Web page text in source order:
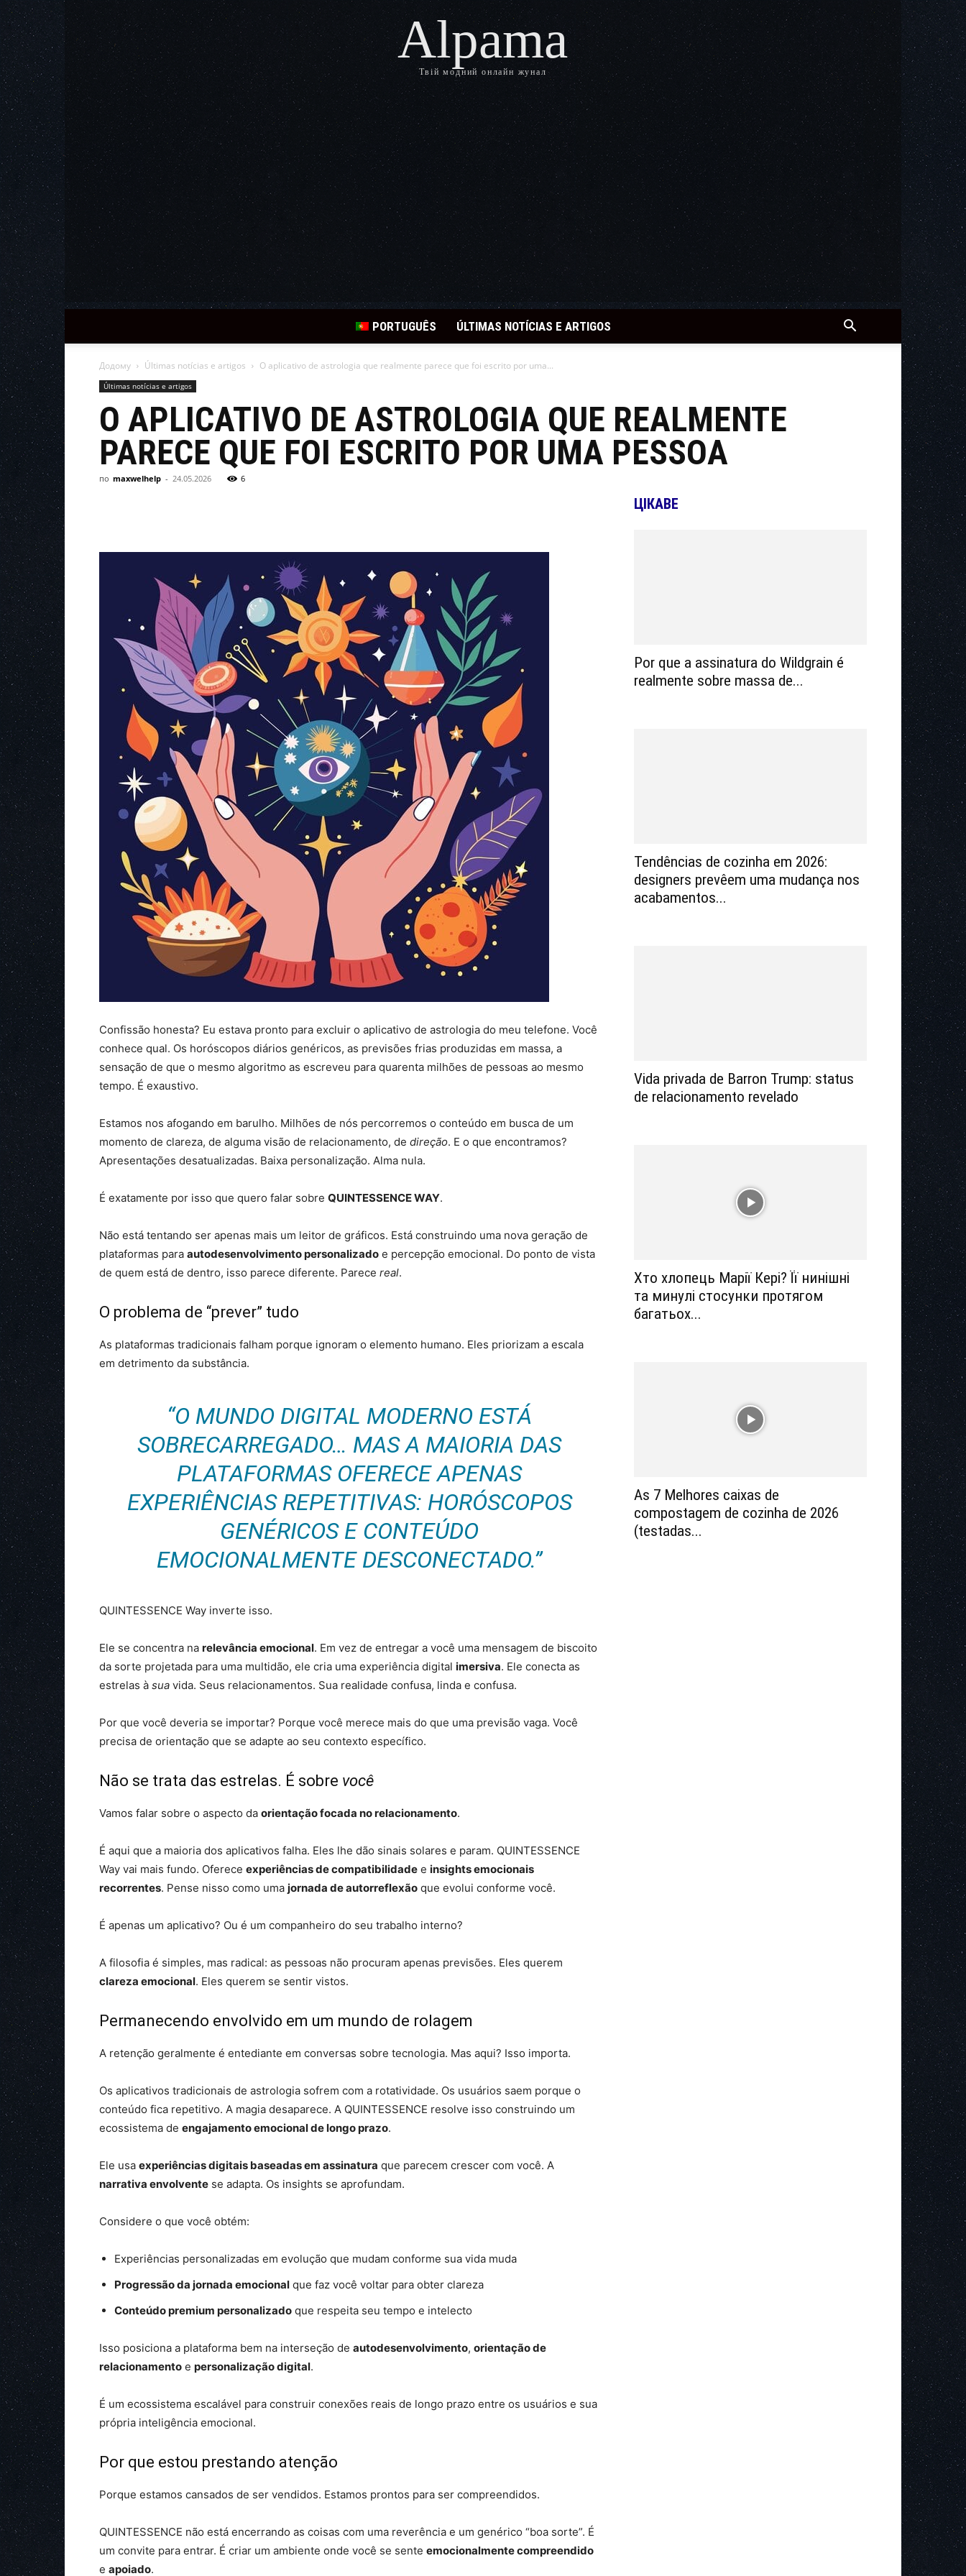
Alpama
Твій модний онлайн жунал
PORTUGUÊS ÚLTIMAS NOTÍCIAS E ARTIGOS
Додому Últimas notícias e artigos O aplicativo de astrologia que realmente parece que foi escrito por uma...
Últimas notícias e artigos
O APLICATIVO DE ASTROLOGIA QUE REALMENTE
PARECE QUE FOI ESCRITO POR UMA PESSOA
по maxwelhelp - 24.05.2026 6
Confissão honesta? Eu estava pronto para excluir o aplicativo de astrologia do meu telefone. Você
conhece qual. Os horóscopos diários genéricos, as previsões frias produzidas em massa, a
sensação de que o mesmo algoritmo as escreveu para quarenta milhões de pessoas ao mesmo
tempo. É exaustivo.
Estamos nos afogando em barulho. Milhões de nós percorremos o conteúdo em busca de um
momento de clareza, de alguma visão de relacionamento, de direção. E o que encontramos?
Apresentações desatualizadas. Baixa personalização. Alma nula.
É exatamente por isso que quero falar sobre QUINTESSENCE WAY.
Não está tentando ser apenas mais um leitor de gráficos. Está construindo uma nova geração de
plataformas para autodesenvolvimento personalizado e percepção emocional. Do ponto de vista
de quem está de dentro, isso parece diferente. Parece real.
O problema de “prever” tudo
As plataformas tradicionais falham porque ignoram o elemento humano. Eles priorizam a escala
em detrimento da substância.
“O MUNDO DIGITAL MODERNO ESTÁ
SOBRECARREGADO… MAS A MAIORIA DAS
PLATAFORMAS OFERECE APENAS
EXPERIÊNCIAS REPETITIVAS: HORÓSCOPOS
GENÉRICOS E CONTEÚDO
EMOCIONALMENTE DESCONECTADO.”
QUINTESSENCE Way inverte isso.
Ele se concentra na relevância emocional. Em vez de entregar a você uma mensagem de biscoito
da sorte projetada para uma multidão, ele cria uma experiência digital imersiva. Ele conecta as
estrelas à sua vida. Seus relacionamentos. Sua realidade confusa, linda e confusa.
Por que você deveria se importar? Porque você merece mais do que uma previsão vaga. Você
precisa de orientação que se adapte ao seu contexto específico.
Não se trata das estrelas. É sobre você
Vamos falar sobre o aspecto da orientação focada no relacionamento.
É aqui que a maioria dos aplicativos falha. Eles lhe dão sinais solares e param. QUINTESSENCE
Way vai mais fundo. Oferece experiências de compatibilidade e insights emocionais
recorrentes. Pense nisso como uma jornada de autorreflexão que evolui conforme você.
É apenas um aplicativo? Ou é um companheiro do seu trabalho interno?
A filosofia é simples, mas radical: as pessoas não procuram apenas previsões. Eles querem
clareza emocional. Eles querem se sentir vistos.
Permanecendo envolvido em um mundo de rolagem
A retenção geralmente é entediante em conversas sobre tecnologia. Mas aqui? Isso importa.
Os aplicativos tradicionais de astrologia sofrem com a rotatividade. Os usuários saem porque o
conteúdo fica repetitivo. A magia desaparece. A QUINTESSENCE resolve isso construindo um
ecossistema de engajamento emocional de longo prazo.
Ele usa experiências digitais baseadas em assinatura que parecem crescer com você. A
narrativa envolvente se adapta. Os insights se aprofundam.
Considere o que você obtém:
Experiências personalizadas em evolução que mudam conforme sua vida muda
Progressão da jornada emocional que faz você voltar para obter clareza
Conteúdo premium personalizado que respeita seu tempo e intelecto
Isso posiciona a plataforma bem na interseção de autodesenvolvimento, orientação de
relacionamento e personalização digital.
É um ecossistema escalável para construir conexões reais de longo prazo entre os usuários e sua
própria inteligência emocional.
Por que estou prestando atenção
Porque estamos cansados de ser vendidos. Estamos prontos para ser compreendidos.
QUINTESSENCE não está encerrando as coisas com uma reverência e um genérico “boa sorte”. É
um convite para entrar. É criar um ambiente onde você se sente emocionalmente compreendido
e apoiado.
ЦІКАВЕ
Por que a assinatura do Wildgrain é
realmente sobre massa de...
Tendências de cozinha em 2026:
designers prevêem uma mudança nos
acabamentos...
Vida privada de Barron Trump: status
de relacionamento revelado
Хто хлопець Марії Кері? Її нинішні
та минулі стосунки протягом
багатьох...
As 7 Melhores caixas de
compostagem de cozinha de 2026
(testadas...